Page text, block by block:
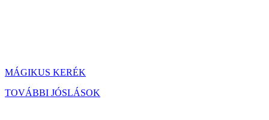
MÁGIKUS KERÉK
TOVÁBBI JÓSLÁSOK